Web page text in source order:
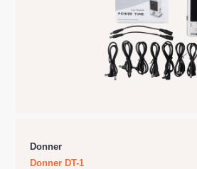
Donner
Donner DT-1